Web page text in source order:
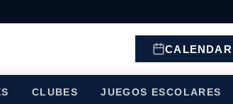
CLUBES JUEGOS ESCOLARES